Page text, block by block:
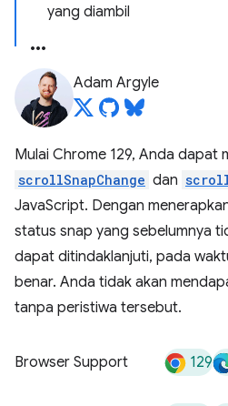
yang diambil
Adam Argyle
Mulai Chrome 129, Anda dapat
scrollSnapChange dan
JavaScript. Dengan
status snap yang sebelumnya
dapat ditindaklanjuti, pada
benar. Anda tidak akan
tanpa peristiwa tersebut.
Browser Support 129